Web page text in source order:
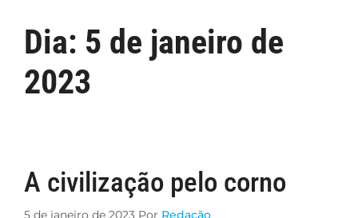
Dia: 5 de janeiro de
2023
A civilização pelo corno
5 de janeiro de 2023 Por Redação